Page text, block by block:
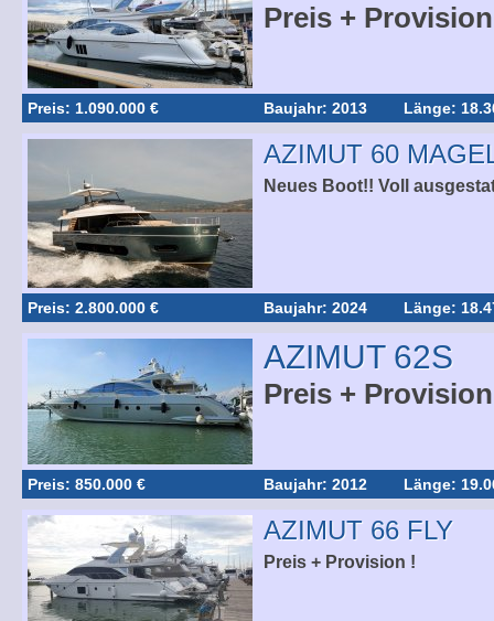
Preis +
Preis: 1.090.000 € Baujahr: 2013 Länge:
AZIMUT 60
Neues Boot!! Voll
Preis: 2.800.000 € Baujahr: 2024 Länge:
AZIMUT 62S
Preis +
Preis: 850.000 € Baujahr: 2012 Länge:
AZIMUT 66 FLY
Preis + Provision !